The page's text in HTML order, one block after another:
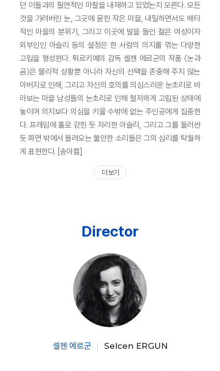
던 이들과의 필연적인 마찰을 내재하고 있었는지 모른다. 모든
것을 가려버린 눈, 그곳에 묻힌 작은 마을, 내밀하면서도 배타
적인 마을의 분위기, 그리고 이곳에 발을 들인 젊은 여성이자
외부인인 아슬리 등의 설정은 한 사람의 의지를 꺾는 다양한
고립을 형성한다. 튀르키예의 감독 셀젠 에르군의 작품 〈눈과
곰〉은 물리적 상황뿐 아니라 자신의 선택을 존중해 주지 않는
아버지로 인해, 그리고 자신의 호의를 의심스러운 눈초리로 바
라보는 마을 남성들의 눈초리로 인해 철저하게 고립된 상태에
놓이며 의지보다 의심을 키울 수밖에 없는 주인공에게 집중한
다. 프레임에 홀로 갇힌 듯 자리한 아슬리, 그리고 그를 둘러싼
듯 화면 밖에서 들려오는 불안한 소리들은 그의 심리를 탁월하
게 표현한다. [송아름]
더 보기
Director
셀젠 에르군 Selcen ERGUN